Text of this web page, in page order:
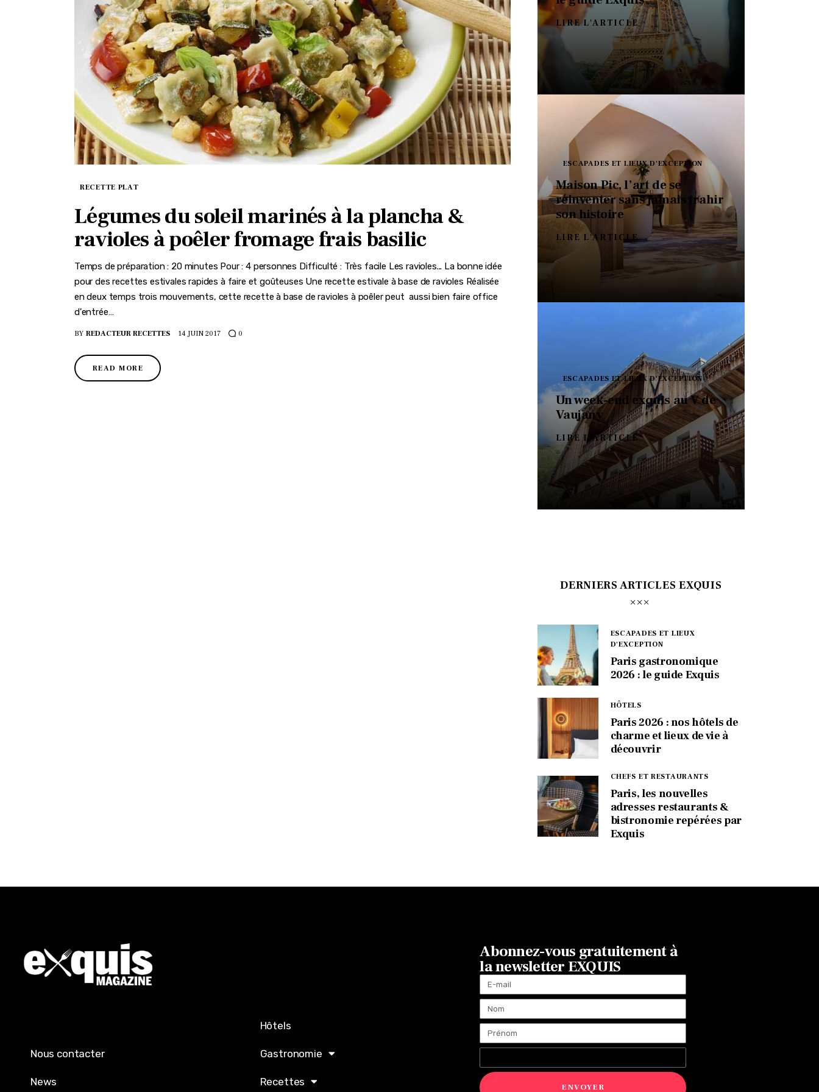
RECETTE PLAT
Légumes du soleil marinés à la plancha &
ravioles à poêler fromage frais basilic
Temps de préparation : 20 minutes Pour : 4 personnes Difficulté : Très facile Les ravioles... La bonne idée
pour des recettes estivales rapides à faire et goûteuses Une recette estivale à base de ravioles Réalisée
en deux temps trois mouvements, cette recette à base de ravioles à poêler peut aussi bien faire office
d'entrée…
BY REDACTEUR RECETTES 14 JUIN 2017 0
READ MORE
LIRE L'ARTICLE
ESCAPADES ET LIEUX D'EXCEPTION
Maison Pic, l’art de se
réinventer sans jamais trahir
son histoire
LIRE L'ARTICLE
ESCAPADES ET LIEUX D'EXCEPTION
Un week-end exquis au V de
Vaujany
LIRE L'ARTICLE
DERNIERS ARTICLES EXQUIS
ESCAPADES ET LIEUX
D'EXCEPTION
Paris gastronomique
2026 : le guide Exquis
HÔTELS
Paris 2026 : nos hôtels de
charme et lieux de vie à
découvrir
CHEFS ET RESTAURANTS
Paris, les nouvelles
adresses restaurants &
bistronomie repérées par
Exquis
Nous contacter
News
Hôtels
Gastronomie
Recettes
Abonnez-vous gratuitement à
la newsletter EXQUIS
ENVOYER